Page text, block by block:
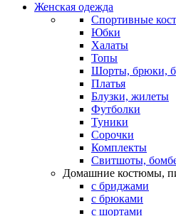
Женская одежда
Спортивные
Юбки
Халаты
Топы
Шорты, брюки,
Платья
Блузки, жилеты
Футболки
Туники
Сорочки
Комплекты
Свитшоты,
Домашние костюмы,
с бриджами
с брюками
с шортами